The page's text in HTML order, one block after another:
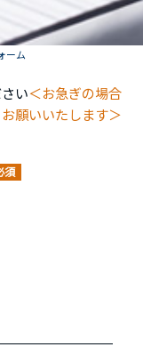
ーム
い＜お急ぎの場合
願いいたします＞
須